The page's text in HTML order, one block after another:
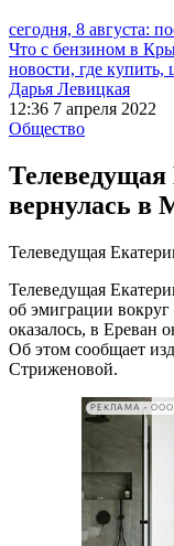
сегодня, 8 августа:
Что с бензином в
новости, где купить,
Дарья Левицкая
12:36 7 апреля 2022
Общество
вернулась в
Телеведущая
Телеведущая
об эмиграции
оказалось, в Ереван
Об этом сообщает
Стриженовой.